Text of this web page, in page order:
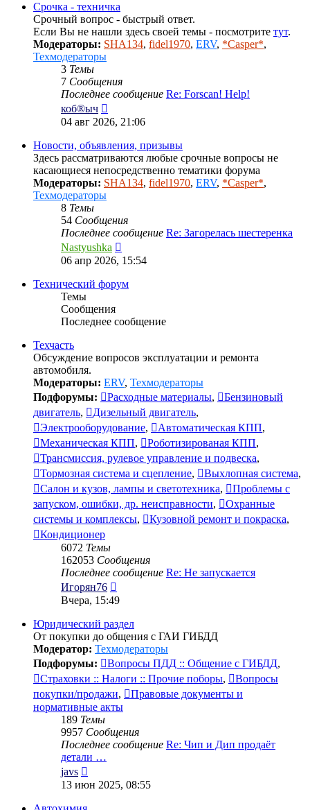
Срочка - техничка
Срочный вопрос - быстрый ответ.
Если Вы не нашли здесь своей темы - посмотрите тут.
Модераторы: SHA134, fidel1970, ERV, *Casper*,
Техмодераторы
3 Темы
7 Сообщения
Последнее сообщение Re: Forscan! Help!
коб®ыч
к
сообщению
04 авг 2026, 21:06
Новости, объявления, призывы
Здесь рассматриваются любые срочные вопросы не
касающиеся непосредственно тематики форума
Модераторы: SHA134, fidel1970, ERV, *Casper*,
Техмодераторы
8 Темы
54 Сообщения
Последнее сообщение Re: Загорелась шестеренка
Nastyushka
к
сообщению
06 апр 2026, 15:54
Технический форум
Темы
Сообщения
Последнее сообщение
Техчасть
Обсуждение вопросов эксплуатации и ремонта
автомобиля.
Модераторы: ERV, Техмодераторы
Подфорумы:
Расходные материалы,
Бензиновый
двигатель, Дизельный двигатель,
Электрооборудование, Автоматическая КПП,
Механическая КПП, Роботизированая КПП,
Трансмиссия, рулевое управление и подвеска,
Тормозная система и сцепление, Выхлопная система,
Салон и кузов, лампы и светотехника,
Проблемы с
запуском, ошибки, др. неисправности,
Охранные
системы и комплексы, Кузовной ремонт и покраска,
Кондиционер
6072 Темы
162053 Сообщения
Последнее сообщение Re: Не запускается
Игорян76
к
сообщению
Вчера, 15:49
Юридический раздел
От покупки до общения с ГАИ ГИБДД
Модератор: Техмодераторы
Подфорумы:
Вопросы ПДД :: Общение с ГИБДД,
Страховки :: Налоги :: Прочие поборы,
Вопросы
покупки/продажи,
Правовые документы и
нормативные акты
189 Темы
9957 Сообщения
Последнее сообщение Re: Чип и Дип продаёт
детали …
javs
к
13 июн 2025, 08:55